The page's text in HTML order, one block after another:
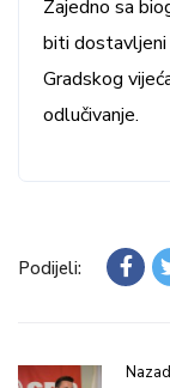
Zajedno sa
biti dostavljeni
Gradskog
odlučivanje.
Podijeli:
Nazad